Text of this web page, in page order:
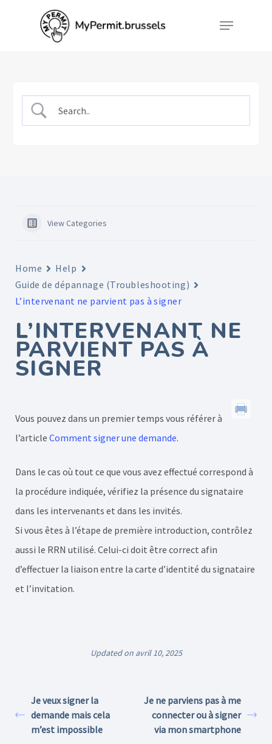
Menu
View Categories
Home
Help
Guide de dépannage (Troubleshooting)
L’intervenant ne parvient pas à signer
L’INTERVENANT NE
PARVIENT PAS À
SIGNER
Vous pouvez dans un premier temps vous référer à
l’article Comment signer une demande.
Dans le cas où tout ce que vous avez effectué correspond à
la procédure indiquée, vérifiez la présence du signataire
dans les intervenants et dans les invités.
Si vous êtes à l’étape de première introduction, contrôlez
aussi le RRN utilisé. Celui-ci doit être correct afin
d’effectuer la liaison entre la carte d’identité du signataire
et l’invitation.
Updated on avril 10, 2025
Je veux signer la
demande mais cela
m’est impossible
Je ne parviens pas à me
connecter ou à signer
via mon smartphone